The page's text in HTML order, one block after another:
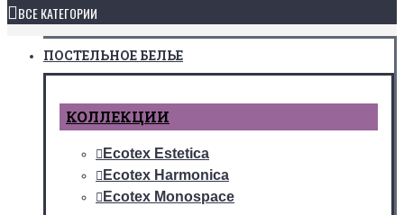
ВСЕ КАТЕГОРИИ
ПОСТЕЛЬНОЕ БЕЛЬЕ
КОЛЛЕКЦИИ
Ecotex Estetica
Ecotex Harmonica
Ecotex Monospace